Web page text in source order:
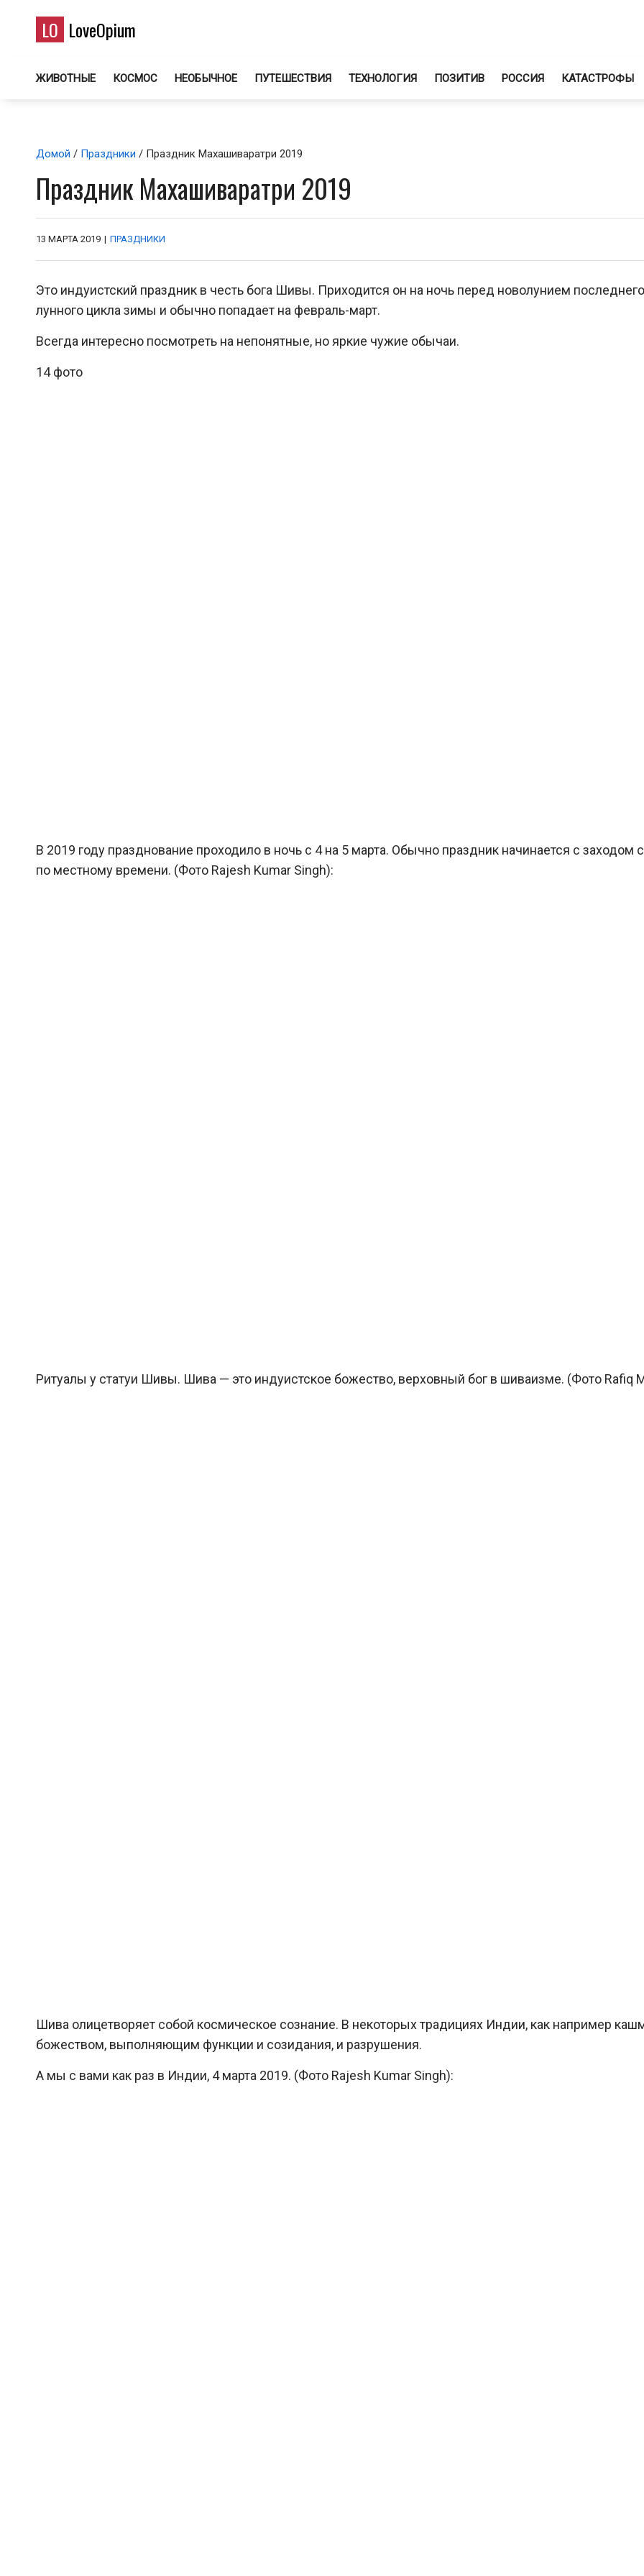
LO LoveOpium
ЖИВОТНЫЕ КОСМОС НЕОБЫЧНОЕ ПУТЕШЕСТВИЯ ТЕХНОЛОГИЯ ПОЗИТИВ РОССИЯ КАТАСТРОФЫ
Домой / Праздники / Праздник Махашиваратри 2019
Праздник Махашиваратри 2019
13 МАРТА 2019 | ПРАЗДНИКИ
Это индуистский праздник в честь бога Шивы. Приходится он на ночь перед новолунием последнего
лунного цикла зимы и обычно попадает на февраль-март.
Всегда интересно посмотреть на непонятные, но яркие чужие обычаи.
14 фото
В 2019 году празднование проходило в ночь с 4 на 5 марта. Обычно праздник начинается с заходом
по местному времени. (Фото Rajesh Kumar Singh):
Ритуалы у статуи Шивы. Шива — это индуистское божество, верховный бог в шиваизме. (Фото Rafiq
Шива олицетворяет собой космическое сознание. В некоторых традициях Индии, как например
божеством, выполняющим функции и созидания, и разрушения.
А мы с вами как раз в Индии, 4 марта 2019. (Фото Rajesh Kumar Singh):